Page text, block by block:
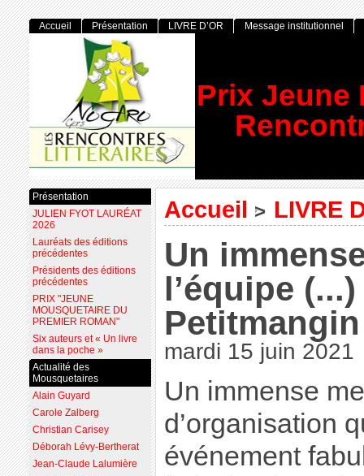
Prix Jeune
Accueil > LIVRE
Un
l’équipe
Petitmangin
mardi 15 juin 2021
Un immense
d’organisation
événement
Accueil Présentation LIVRE D’OR Message institutionnel
Présentation
JULIEN FYOT LAURÉAT
2026
Lauréats des éditions
précédentes
Présidents des éditions
précédentes
PRIX "JEUNE
MOUSQUETAIRE DU
PREMIER ROMAN"
Six auteurs et « Un livre
dans la poche »
Actualité des
Mousquetaires
Alain Guyard
Carole Zalberg
Christian Carisey
Déborah Lévy-Bertherat
Jean-Claude Lalumière